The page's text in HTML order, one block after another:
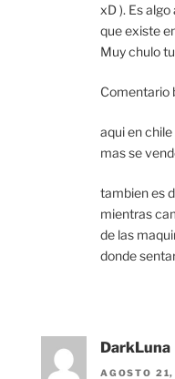
xD ). Es
que existe
Muy chulo
Comentario
aqui en
mas se
tambien es
mientras
de las
donde
DarkLuna
AGOSTO